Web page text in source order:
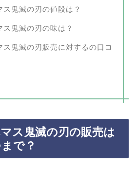
ス鬼滅の刃の値段は？
ス鬼滅の刃の味は？
ス鬼滅の刃販売に対するの口コ
ス鬼滅の刃の販売は
で？